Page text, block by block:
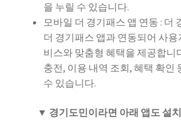
을 누릴 수 있습니다.
모바일 더 경기패스 앱 연동 : 더
더 경기패스 앱과 연동되어 사용
비스와 맞춤형 혜택을 제공합니
충전, 이용 내역 조회, 혜택 확인
수 있습니다.
▼ 경기도민이라면 아래 앱도 설